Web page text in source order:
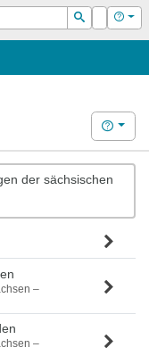
Suchen
Login Hilfe
Hilfe
der sächsischen
–
–